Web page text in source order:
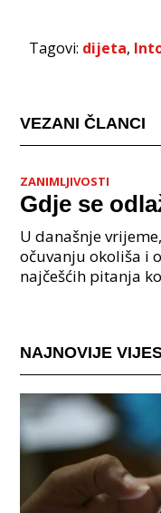
Tagovi: dijeta,
VEZANI ČLANCI
ZANIMLJIVOSTI
Gdje se
U današnje
očuvanju okoliša i
najčešćih pitanja
NAJNOVIJE